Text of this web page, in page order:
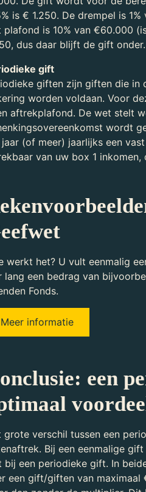
is € 1.250. De drempel is
plafond is 10% van €60.000
dus daar blijft de gift onder.
gift
giften zijn giften die in
worden voldaan. Voor
aftrekplafond. De wet stelt
wordt
(of meer) jaarlijks een
van uw box 1
werkt het? U vult eenmalig
lang een bedrag van
Fonds.
Meer informatie
een
grote verschil tussen een
Bij een eenmalige
bij een periodieke gift. In
een gift/giften van